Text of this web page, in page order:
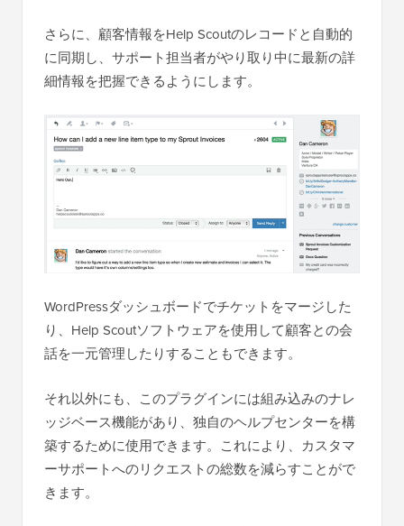
さらに、顧客情報をHelp Scoutのレコードと自動的
に同期し、サポート担当者がやり取り中に最新の詳
細情報を把握できるようにします。
WordPressダッシュボードでチケットをマージした
り、Help Scoutソフトウェアを使用して顧客との会
話を一元管理したりすることもできます。
それ以外にも、このプラグインには組み込みのナレ
ッジベース機能があり、独自のヘルプセンターを構
築するために使用できます。これにより、カスタマ
ーサポートへのリクエストの総数を減らすことがで
きます。